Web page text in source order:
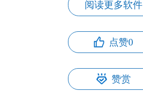
阅读更多软件
点赞0
赞赏